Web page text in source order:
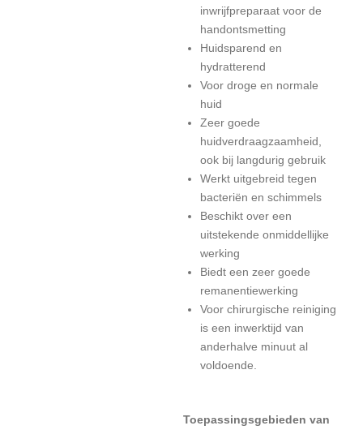
inwrijfpreparaat voor de
handontsmetting
Huidsparend en
hydratterend
Voor droge en normale
huid
Zeer goede
huidverdraagzaamheid,
ook bij langdurig gebruik
Werkt uitgebreid tegen
bacteriën en schimmels
Beschikt over een
uitstekende onmiddellijke
werking
Biedt een zeer goede
remanentiewerking
Voor chirurgische reiniging
is een inwerktijd van
anderhalve minuut al
voldoende.
Toepassingsgebieden van